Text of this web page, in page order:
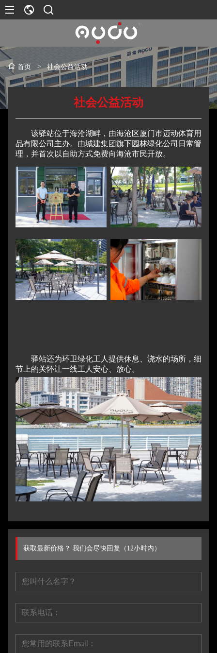
首页 > 社会公益活动
社会公益活动
该驿站位于海沧湖畔，由海沧区厦门市迈动体育用
品有限公司主办。由城建集团旗下园林绿化公司日常管
理，并首次以自助方式免费向海沧市民开放。
驿站还为环卫绿化工人提供休息、浇水的场所，细
节上的关怀让一线工人安心、放心。
获取最新价格？ 我们会尽快回复（12小时内）